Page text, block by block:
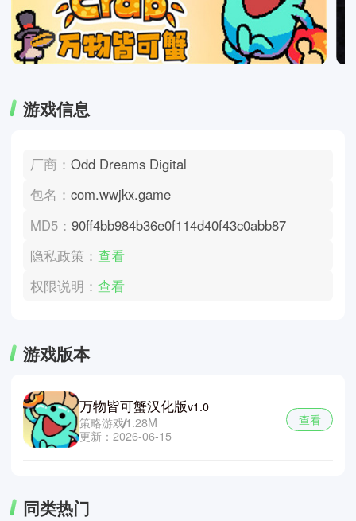
游戏信息
厂商：Odd Dreams Digital
包名：com.wwjkx.game
MD5：90ff4bb984b36e0f114d40f43c0abb87
隐私政策：查看
权限说明：查看
游戏版本
万物皆可蟹汉化版v1.0
策略游戏1.28M
更新：2026-06-15
查看
同类热门